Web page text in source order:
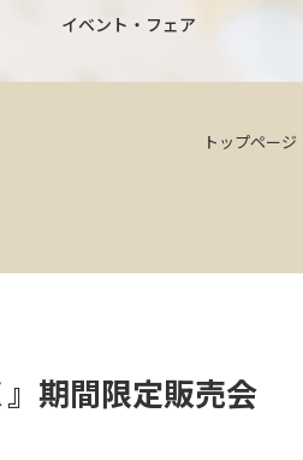
イベント・フェア
トップページ
期間限定販売会